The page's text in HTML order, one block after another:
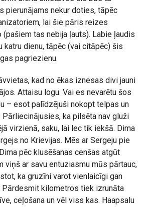
pierunājams nekur doties, tāpēc
lai šie pāris reizes
(pašiem tas nebija ļauts). Labie ļaudis
katru dienu, tāpēc (vai citāpēc) šis
pagriezienu.
kad no ēkas iznesas divi jauni
Attaisu logu. Vai es nevarētu šos
– esot palīdzējuši nokopt telpas un
Pārliecinājusies, ka pilsēta nav gluži
virzienā, saku, lai lec tik iekšā. Dima
no Krievijas. Mēs ar Sergeju pie
pēc klusēšanas cenšas atgūt
viņš ar savu entuziasmu mūs pārtauc,
ka gruzīni varot vienlaicīgi gan
Pārdesmit kilometros tiek izrunāta
ceļošana un vēl viss kas. Haapsalu